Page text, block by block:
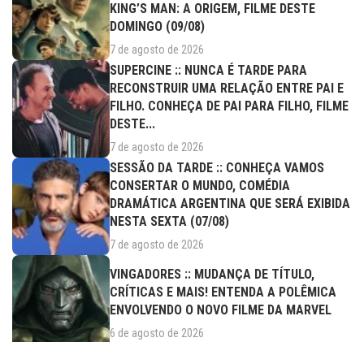
KING’S MAN: A ORIGEM, FILME DESTE
DOMINGO (09/08)
7 de agosto de 2026
SUPERCINE :: NUNCA É TARDE PARA
RECONSTRUIR UMA RELAÇÃO ENTRE PAI E
FILHO. CONHEÇA DE PAI PARA FILHO, FILME
DESTE...
7 de agosto de 2026
SESSÃO DA TARDE :: CONHEÇA VAMOS
CONSERTAR O MUNDO, COMÉDIA
DRAMÁTICA ARGENTINA QUE SERÁ EXIBIDA
NESTA SEXTA (07/08)
7 de agosto de 2026
VINGADORES :: MUDANÇA DE TÍTULO,
CRÍTICAS E MAIS! ENTENDA A POLÊMICA
ENVOLVENDO O NOVO FILME DA MARVEL
6 de agosto de 2026